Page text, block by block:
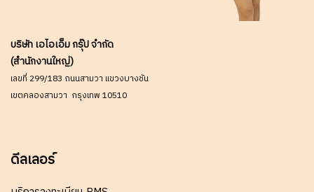
บริษัท เอไอเอ็ม กรุ๊ป จำกัด
(สำนักงานใหญ่)
เลขที่ 299/183 ถนนสามวา แขวงบางชัน
เขตคลองสามวา กรุงเทพ 10510
ดีลเลอร์